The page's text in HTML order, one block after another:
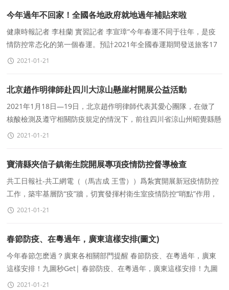
今年過年不回家！全國各地政府就地過年補貼來啦
健康時報記者 李桂蘭 實習記者 李宣璋“今年春運不同于往年，是疫
情防控常态化的第一個春運。預計2021年全國春運期間發送旅客17
億人次左右，日均4000萬人次，比2019年
2021-01-21
北京趙作明律師赴四川大涼山懸崖村開展公益活動
2021年1月18日—19日，北京趙作明律師代表其愛心團隊，在做了
核酸檢測及遵守相關防疫規定的情況下，前往四川省涼山州昭覺縣懸
崖村開展公益活動。由于前兩天山裏剛下過
2021-01-21
寶清縣夾信子鎮衛生院開展專項疫情防控督導檢查
共工日報社-共工網電（（馬吉成 王雪））爲紮實開展新冠疫情防控
工作，築牢基層防“疫”牆，切實發揮村衛生室疫情防控“哨點”作用，
确保轄區村衛生室
2021-01-21
春節防疫、在粵過年，廣東這樣安排(圖文)
今年春節怎麽過？廣東各相關部門提醒 春節防疫、在粵過年，廣東
這樣安排！九圖秒Get| 春節防疫、在粵過年，廣東這樣安排！九圖
秒Get| @廣東發布：【春節防疫、在粵過年，廣
2021-01-21